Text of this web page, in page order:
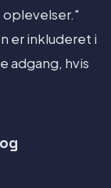
er inkluderet i
adgang, hvis